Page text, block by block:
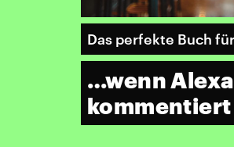
Das perfekte Buch
…wenn
kommentiert